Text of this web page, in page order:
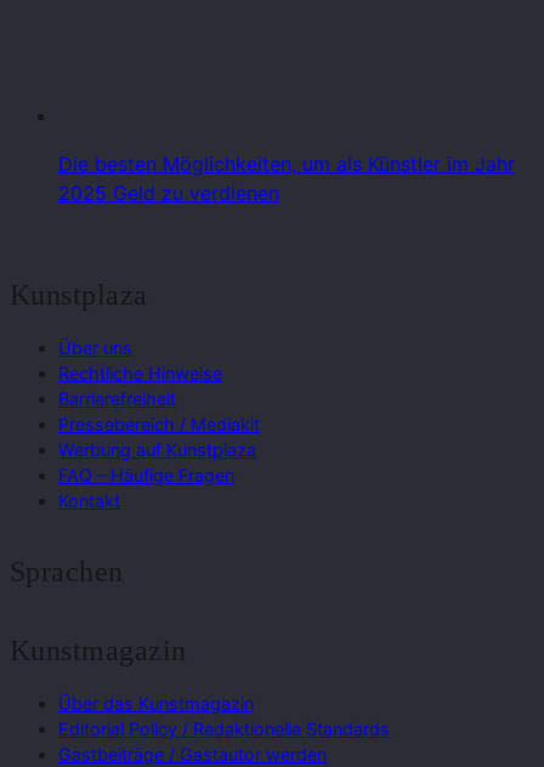
Die besten Möglichkeiten, um als Künstler im Jahr
2025 Geld zu verdienen
Kunstplaza
Über uns
Rechtliche Hinweise
Barrierefreiheit
Pressebereich / Mediakit
Werbung auf Kunstplaza
FAQ – Häufige Fragen
Kontakt
Sprachen
Kunstmagazin
Über das Kunstmagazin
Editorial Policy / Redaktionelle Standards
Gastbeiträge / Gastautor werden